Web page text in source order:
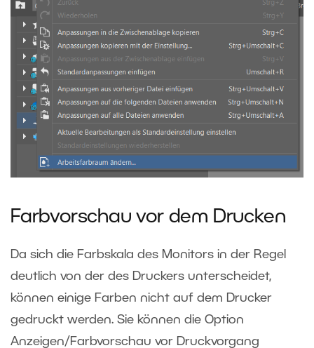
Farbvorschau vor dem Drucken
Da sich die Farbskala des Monitors in der Regel
deutlich von der des Druckers unterscheidet,
können einige Farben nicht auf dem Drucker
gedruckt werden. Sie können die Option
Anzeigen/Farbvorschau vor Druckvorgang